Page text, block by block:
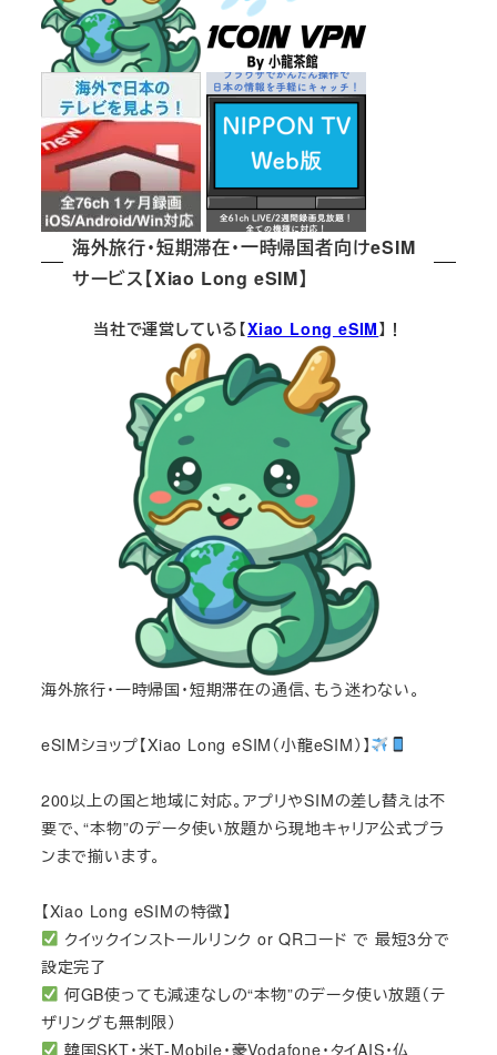
海外旅行・短期滞在・一時帰国者向けeSIM
サービス【Xiao Long eSIM】
当社で運営している【Xiao Long eSIM】！
海外旅行・一時帰国・短期滞在の通信、もう迷わない。
eSIMショップ【Xiao Long eSIM（小龍eSIM）】
200以上の国と地域に対応。アプリやSIMの差し替えは不
要で、“本物”のデータ使い放題から現地キャリア公式プラ
ンまで揃います。
【Xiao Long eSIMの特徴】
クイックインストールリンク or QRコード で 最短3分で
設定完了
何GB使っても減速なしの“本物”のデータ使い放題（テ
ザリングも無制限）
韓国SKT・米T-Mobile・豪Vodafone・タイAIS・仏